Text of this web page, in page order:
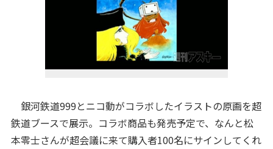
銀河鉄道999とニコ動がコラボしたイラストの原画を超
鉄道ブースで展示。コラボ商品も発売予定で、なんと松
本零士さんが超会議に来て購入者100名にサインしてくれ